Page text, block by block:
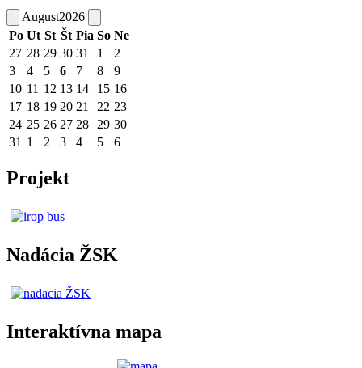
August2026
Po Ut St Št Pia So Ne
27 28 29 30 31 1
2
3
4 5 6 7 8
9
10 11 12 13 14 15 16
17 18 19 20 21 22 23
24 25 26 27 28 29 30
31 1 2 3 4 5 6
Projekt
Nadácia ŽSK
Interaktívna mapa